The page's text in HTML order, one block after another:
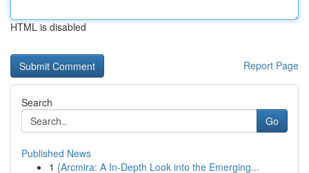
HTML is disabled
Report Page
Search
Go
Published News
1 {Arcmira: A In-Depth Look into the Emerging...